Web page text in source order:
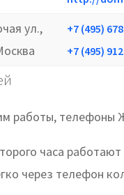
ул.,
+7 (495)
+7 (495)
работы, телефоны
часа
через телефон